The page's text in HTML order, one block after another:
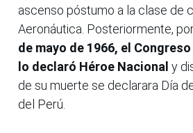
ascenso póstumo a la clase de
Aeronáutica. Posteriormente,
de mayo de 1966, el
lo declaró Héroe Nacional y
de su muerte se declarara Día
del Perú.